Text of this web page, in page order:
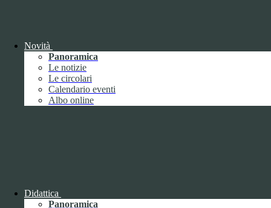
Novità
Panoramica
Le notizie
Le circolari
Calendario eventi
Albo online
Didattica
Panoramica
Sistema di misurazione e valutazione della
performance